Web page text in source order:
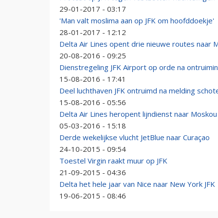
29-01-2017 - 03:17
'Man valt moslima aan op JFK om hoofddoekje'
28-01-2017 - 12:12
Delta Air Lines opent drie nieuwe routes naar
20-08-2016 - 09:25
Dienstregeling JFK Airport op orde na
15-08-2016 - 17:41
Deel luchthaven JFK ontruimd na melding
15-08-2016 - 05:56
Delta Air Lines heropent lijndienst naar Moskou
05-03-2016 - 15:18
Derde wekelijkse vlucht JetBlue naar Curaçao
24-10-2015 - 09:54
Toestel Virgin raakt muur op JFK
21-09-2015 - 04:36
Delta het hele jaar van Nice naar New York JFK
19-06-2015 - 08:46